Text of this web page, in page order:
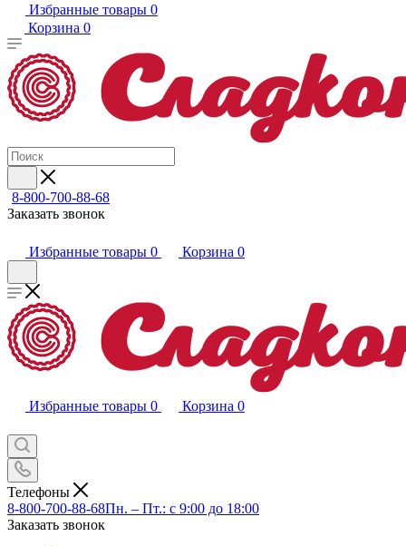
Избранные товары 0
Корзина 0
8-800-700-88-68
Заказать звонок
Избранные товары 0 Корзина 0
Избранные товары 0 Корзина 0
Телефоны
8-800-700-88-68Пн. – Пт.: с 9:00 до 18:00
Заказать звонок